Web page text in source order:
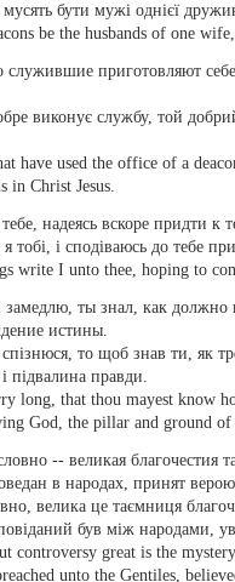
бути мужі однієї
be the husbands of one
приготовляют
виконує службу, той добрий
have used the office of a
in Christ Jesus.
надеясь вскоре придти к
і сподіваюсь до тебе
write I unto thee, hoping to
замедлю, ты знал, как
истины.
то щоб знав ти, як
підвалина правди.
long, that thou mayest know
God, the pillar and ground of
-- великая благочестия
в народах, принят
велика це таємниця
був між народами,
controversy great is the
unto the Gentiles,